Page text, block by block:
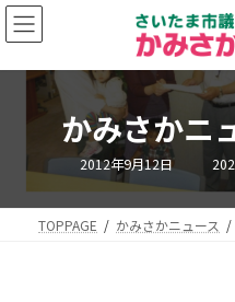
コ
ン
ン
プ
ナ
ビ
ー
動
かみさか
2012年9月12日 最
終
更
時
TOPPAGE かみさかニュース